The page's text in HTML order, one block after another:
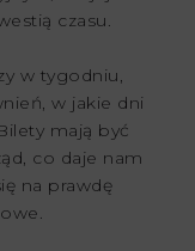
czasu.
w tygodniu,
w jakie dni
mają być
co daje nam
na prawdę